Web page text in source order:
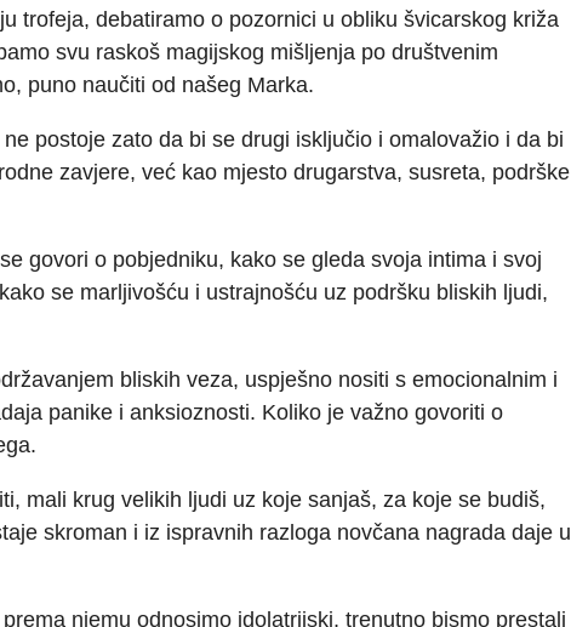
trofeja, debatiramo o pozornici u obliku švicarskog križa
svu raskoš magijskog mišljenja po društvenim
puno naučiti od našeg Marka.
postoje zato da bi se drugi isključio i omalovažio i da bi
zavjere, već kao mjesto drugarstva, susreta, podrške
govori o pobjedniku, kako se gleda svoja intima i svoj
se marljivošću i ustrajnošću uz podršku bliskih ljudi,
bliskih veza, uspješno nositi s emocionalnim i
panike i anksioznosti. Koliko je važno govoriti o
mali krug velikih ljudi uz koje sanjaš, za koje se budiš,
skroman i iz ispravnih razloga novčana nagrada daje u
njemu odnosimo idolatrijski, trenutno bismo prestali